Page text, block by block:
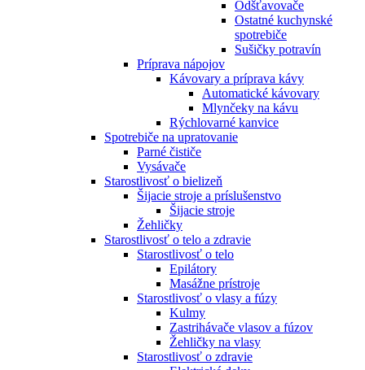
Odšťavovače
Ostatné kuchynské
spotrebiče
Sušičky potravín
Príprava nápojov
Kávovary a príprava kávy
Automatické kávovary
Mlynčeky na kávu
Rýchlovarné kanvice
Spotrebiče na upratovanie
Parné čističe
Vysávače
Starostlivosť o bielizeň
Šijacie stroje a príslušenstvo
Šijacie stroje
Žehličky
Starostlivosť o telo a zdravie
Starostlivosť o telo
Epilátory
Masážne prístroje
Starostlivosť o vlasy a fúzy
Kulmy
Zastrihávače vlasov a fúzov
Žehličky na vlasy
Starostlivosť o zdravie